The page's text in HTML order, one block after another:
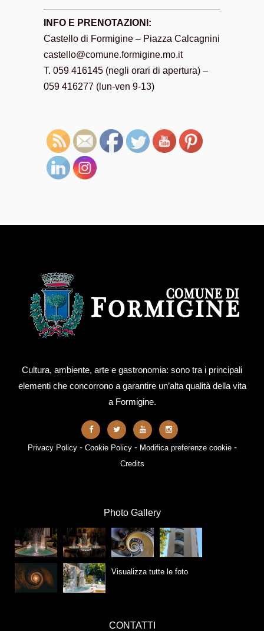
INFO E PRENOTAZIONI:
Castello di Formigine – Piazza Calcagnini
castello@comune.formigine.mo.it
T. 059 416145 (negli orari di apertura) –
059 416277 (lun-ven 9-13)
Cultura, ambiente, arte e gastronomia: sono tra i principali
elementi che concorrono a garantire un’alta qualità della vita
a Formigine.
Privacy Policy- Cookie Policy- Modifica preferenze cookie-
Credits
Photo Gallery
Visualizza tutte le foto
CONTATTI